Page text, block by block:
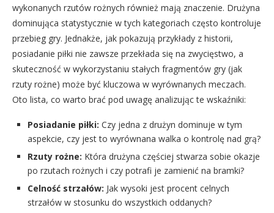
wykonanych rzutów rożnych również mają znaczenie. Drużyna
dominująca statystycznie w tych kategoriach często kontroluje
przebieg gry. Jednakże, jak pokazują przykłady z historii,
posiadanie piłki nie zawsze przekłada się na zwycięstwo, a
skuteczność w wykorzystaniu stałych fragmentów gry (jak
rzuty rożne) może być kluczowa w wyrównanych meczach.
Oto lista, co warto brać pod uwagę analizując te wskaźniki:
Posiadanie piłki: Czy jedna z drużyn dominuje w tym
aspekcie, czy jest to wyrównana walka o kontrolę nad grą?
Rzuty rożne: Która drużyna częściej stwarza sobie okazje
po rzutach rożnych i czy potrafi je zamienić na bramki?
Celność strzałów: Jak wysoki jest procent celnych
strzałów w stosunku do wszystkich oddanych?